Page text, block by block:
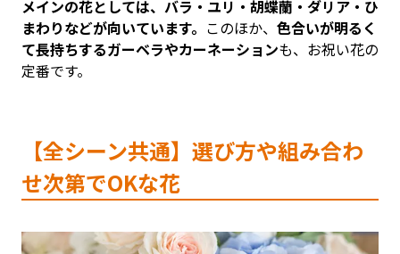
メインの花としては、バラ・ユリ・胡蝶蘭・ダリア・ひ
まわりなどが向いています。 このほか、 色合いが明るく
て長持ちするガーベラやカーネーションも、お祝い花の
定番です。
【全シーン共通】選び方や組み合わ
せ次第でOKな花